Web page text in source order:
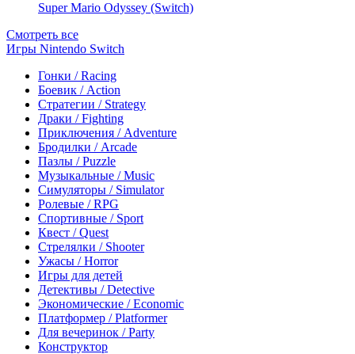
Super Mario Odyssey (Switch)
Смотреть все
Игры Nintendo Switch
Гонки / Racing
Боевик / Action
Стратегии / Strategy
Драки / Fighting
Приключения / Adventure
Бродилки / Arcade
Пазлы / Puzzle
Музыкальные / Music
Симуляторы / Simulator
Ролевые / RPG
Спортивные / Sport
Квест / Quest
Стрелялки / Shooter
Ужасы / Horror
Игры для детей
Детективы / Detective
Экономические / Economic
Платформер / Platformer
Для вечеринок / Party
Конструктор